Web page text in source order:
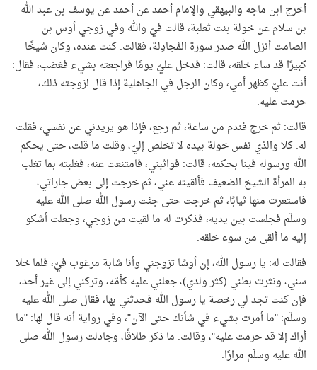
أخرج ابن ماجه والبيهقي والإمام أحمد عن أحمد عن يوسف بن عبد الله
بن سلام عن خولة بنت ثعلبة، قالت فيّ والله وفي زوجي أوس بن
الصامت أنزل الله صدر سورة المُجادِلة، فقالت: كنت عنده، وكان شيخًا
كبيرًا قد ساء خلقه، قالت: فدخل عليّ يومًا فراجعته بشيء فغضب، فقال:
أنت عليّ كظهر أمي، وكان الرجل في الجاهلية إذا قال لزوجته ذلك،
حرمت عليه.
قالت: ثم خرج فندم من ساعة، ثم رجع، فإذا هو يريدني عن نفسي، فقلت
له: كلا والذي نفس خولة بيده لا تخلص إليّ، وقلت ما قلت، حتى يحكم
الله ورسوله فينا بحكمه، قالت: فواثبني، فامتنعت عنه، فغلبته بما تغلب
به المرأة الشيخ الضعيف فألقيته عني، ثم خرجت إلى بعض جاراتي،
فاستعرت منها ثيابًا، ثم خرجت حتى جئت رسول الله صلى الله عليه
وسلّم فجلست بين يديه، فذكرت له ما لقيت من زوجي، وجعلت أشكو
إليه ما ألقى من سوء خلقه.
فقالت له: يا رسول الله، إن أوسًا تزوجني وأنا شابة مرغوب فيّ، فلما خلا
سني، ونثرت بطني (كثر ولدي)، جعلني عليه كأمّه، وتركني إلى غير أحد،
فإن كنت تجد لي رخصة يا رسول الله فحدثني بها، فقال صلى الله عليه
وسلّم: "ما أمرت بشيء في شأنك حتى الآن"، وفي رواية أنه قال لها: "ما
أراك إلا قد حرمت عليه"، وقالت: ما ذكر طلاقًا، وجادلت رسول الله صلى
الله عليه وسلّم مرارًا.